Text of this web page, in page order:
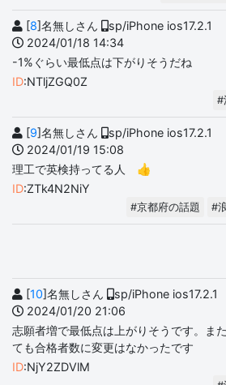
[8]名無しさん
sp/iPhone ios17.2.1
2024/01/18 14:34
-1%ぐらい最低点は下がりそうだね
ID:NTljZGQ0Z
#
[9]名無しさん
sp/iPhone ios17.2.1
2024/01/19 15:08
理工で英検持ってる人 👍
ID:ZTk4N2NiY
#京都府の話題 #
[10]名無しさん
sp/iPhone ios17.2.1
2024/01/20 21:06
志願者増で最低点は上がりそうです。ま
ても合格者数に変更はなかったです
ID:NjY2ZDVlM